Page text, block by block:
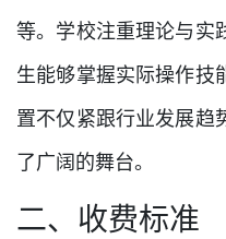
等。学校注重理论与实
生能够掌握实际操作技
置不仅紧跟行业发展趋
了广阔的舞台。
二、收费标准